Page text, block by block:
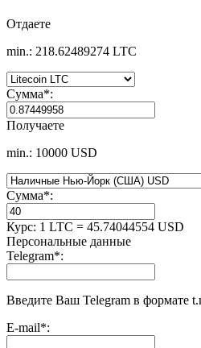
Отдаете
min.: 218.62489274 LTC
Сумма*:
Получаете
min.: 10000 USD
Сумма*:
Курс: 1 LTC = 45.74044554 USD
Персональные данные
Telegram*:
Введите Ваш Telegram в формате
E-mail*: